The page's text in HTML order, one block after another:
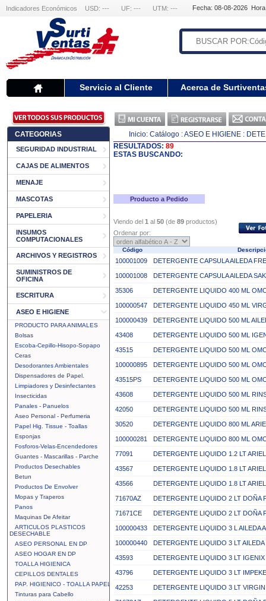
Indicadores Económicos USD: --- UF: --- UTM: --- Fecha: 08-08-2026
Servicio al Cliente Acerca de
CATEGORIAS
SEGURIDAD INDUSTRIAL
CAJAS DE ALIMENTOS
MENAJE
MASCOTAS
PAPELERIA
INSUMOS
COMPUTACIONALES
ARCHIVOS Y REGISTROS
SUMINISTROS DE
OFICINA
ESCRITURA
ASEO E HIGIENE
PRODUCTO PARA ANIMALES
Bolsas
Escoba-Cepillo-Hisopo-Sopapo
Ceras
Desodorantes Ambientales
Dispensadores de Papel.
Limpiadores y Desinfectantes
Insecticidas
Panales - Panuelos
Aseo Personal - Perfumeria
Papel Hig. Tissue - Toallas
Esponjas
Fosforos-Velas-Encendedores
Guantes - Mascarillas - Parche
Productos Desechables
Betun
Productos De Envolver
Mopas y Traperos
Panos
Maquinas De Afeitar
ARTICULOS PLASTICOS
DESECHABLE
ASEO PERSONAL EN DP
ASEO HOGAR EN DP
TOALLA HIGIENICA
CEPILLOS DENTALES
PAP. HIGIENICO - TOALLA PAPEL
Tinturas para Cabello
Inicio: Catálogo : ASEO E HIGIENE :
RESULTADOS: 89
ESTAS BUSCANDO:
Producto a Pedido
Viendo del 1 al 50 (de 89 productos)
Ordenar por:
Código
100001009 DETERGENTE CAPSULA AILEDA
100001008 DETERGENTE CAPSULA AILEDA
35306 DETERGENTE LIQUIDO 400 ML
100000547 DETERGENTE LIQUIDO 450 ML
100000439 DETERGENTE LIQUIDO 500 ML
43408 DETERGENTE LIQUIDO 500 ML
43515 DETERGENTE LIQUIDO 500 ML
100000895 DETERGENTE LIQUIDO 500 ML
43515PS DETERGENTE LIQUIDO 500 ML
43608 DETERGENTE LIQUIDO 500 ML
42050 DETERGENTE LIQUIDO 500 ML
30520 DETERGENTE LIQUIDO 800 ML
100000281 DETERGENTE LIQUIDO 800 ML
77091 DETERGENTE LIQUIDO 1.2 LT
43567 DETERGENTE LIQUIDO 1.8 LT
43566 DETERGENTE LIQUIDO 1.8 LT
71670AZ DETERGENTE LIQUIDO 2 LT DOÑA
71671CE DETERGENTE LIQUIDO 2 LT DOÑA
100000433 DETERGENTE LIQUIDO 3 L AILEDA
100000440 DETERGENTE LIQUIDO 3 LT
43593 DETERGENTE LIQUIDO 3 LT IGENIX
43796 DETERGENTE LIQUIDO 3 LT
42253 DETERGENTE LIQUIDO 3 LT